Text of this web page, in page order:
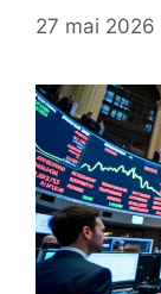
27 mai 2026